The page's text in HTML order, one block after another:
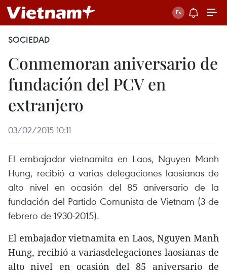
SOCIEDAD
Conmemoran aniversario de
fundación del PCV en
extranjero
03/02/2015 10:11
El embajador vietnamita en Laos, Nguyen Manh
Hung, recibió a varias delegaciones laosianas de
alto nivel en ocasión del 85 aniversario de la
fundación del Partido Comunista de Vietnam (3 de
febrero de 1930-2015).
El embajador vietnamita en Laos, Nguyen Manh
Hung, recibió a variasdelegaciones laosianas de
alto nivel en ocasión del 85 aniversario de